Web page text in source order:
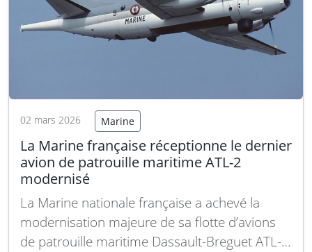
02 mars 2026 Marine
La Marine française réceptionne le dernier
avion de patrouille maritime ATL-2
modernisé
La Marine nationale française a achevé la
modernisation majeure de sa flotte d’avions
de patrouille maritime Dassault-Breguet ATL-2,